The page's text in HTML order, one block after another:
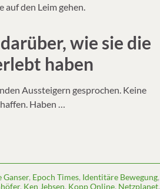
den Leim gehen.
wie sie die
haben
Aussteigern gesprochen. Keine
Haben …
Ganser, Epoch Times, Identitäre Bewegung,
, Ken Jebsen, Kopp Online, Netzplanet,